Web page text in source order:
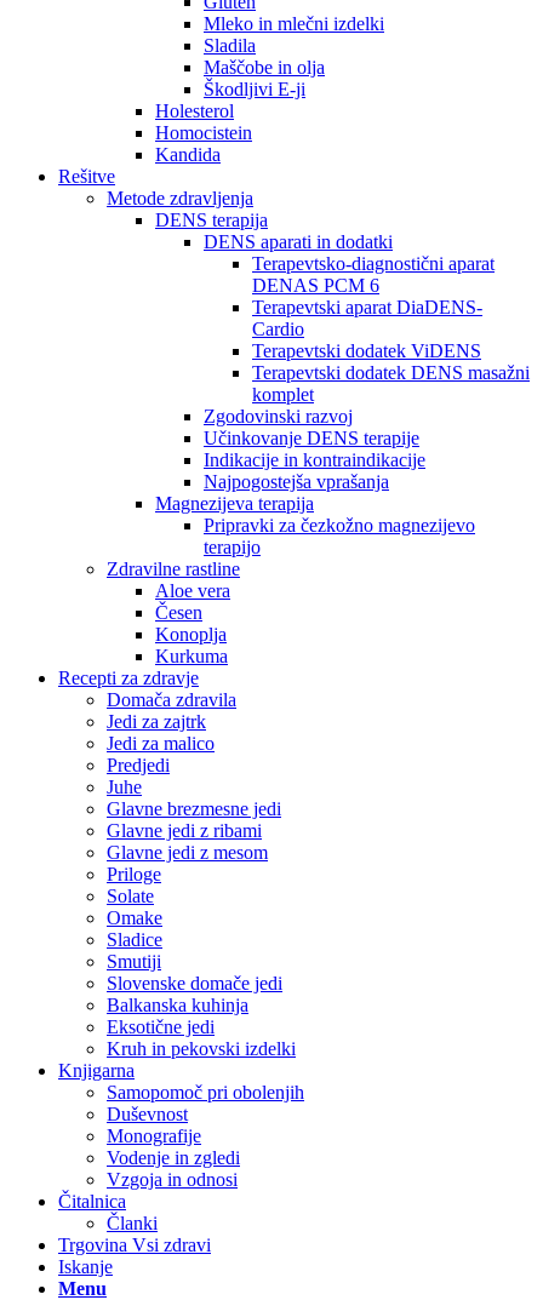
Mleko in mlečni izdelki
Sladila
Maščobe in olja
Škodljivi E-ji
Holesterol
Homocistein
Kandida
Rešitve
Metode zdravljenja
DENS terapija
DENS aparati in dodatki
Terapevtsko-diagnostični aparat
DENAS PCM 6
Terapevtski aparat DiaDENS-
Cardio
Terapevtski dodatek ViDENS
Terapevtski dodatek DENS masažni
komplet
Zgodovinski razvoj
Učinkovanje DENS terapije
Indikacije in kontraindikacije
Najpogostejša vprašanja
Magnezijeva terapija
Pripravki za čezkožno magnezijevo
terapijo
Zdravilne rastline
Aloe vera
Česen
Konoplja
Kurkuma
Recepti za zdravje
Domača zdravila
Jedi za zajtrk
Jedi za malico
Predjedi
Juhe
Glavne brezmesne jedi
Glavne jedi z ribami
Glavne jedi z mesom
Priloge
Solate
Omake
Sladice
Smutiji
Slovenske domače jedi
Balkanska kuhinja
Eksotične jedi
Kruh in pekovski izdelki
Knjigarna
Samopomoč pri obolenjih
Duševnost
Monografije
Vodenje in zgledi
Vzgoja in odnosi
Čitalnica
Članki
Trgovina Vsi zdravi
Iskanje
Menu